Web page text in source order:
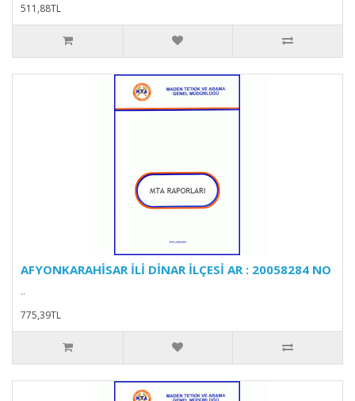
511,88TL
AFYONKARAHİSAR İLİ DİNAR İLÇESİ AR : 20058284 NO
..
775,39TL